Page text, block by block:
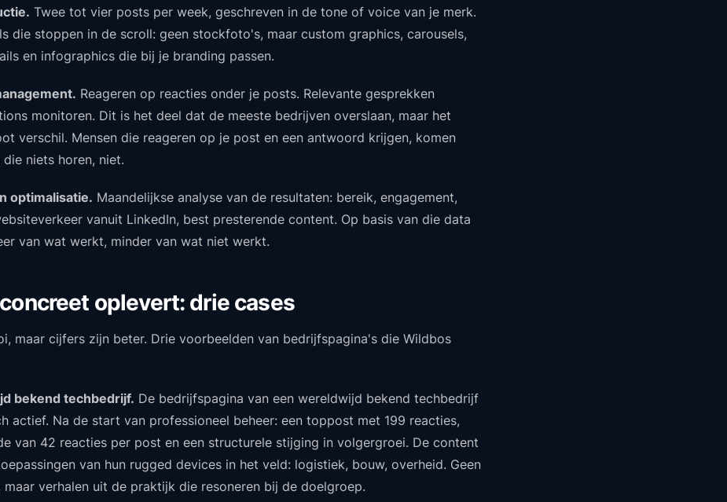
Twee tot vier posts per week, geschreven in de tone of voice van je merk.
die stoppen in de scroll: geen stockfoto's, maar custom graphics, carousels,
en infographics die bij je branding passen.
Reageren op reacties onder je posts. Relevante gesprekken
monitoren. Dit is het deel dat de meeste bedrijven overslaan, maar het
verschil. Mensen die reageren op je post en een antwoord krijgen, komen
niets horen, niet.
optimalisatie. Maandelijkse analyse van de resultaten: bereik, engagement,
vanuit LinkedIn, best presterende content. Op basis van die data
van wat werkt, minder van wat niet werkt.
oplevert: drie cases
maar cijfers zijn beter. Drie voorbeelden van bedrijfspagina's die Wildbos
bekend techbedrijf. De bedrijfspagina van een wereldwijd bekend techbedrijf
actief. Na de start van professioneel beheer: een toppost met 199 reacties,
van 42 reacties per post en een structurele stijging in volgergroei. De content
van hun rugged devices in het veld: logistiek, bouw, overheid. Geen
maar verhalen uit de praktijk die resoneren bij de doelgroep.